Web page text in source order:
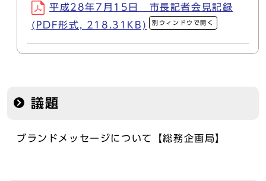
平成28年7月15日 市長記者会見記録
(PDF形式, 218.31KB)
別ウィンドウで開く
議題
ブランドメッセージについて【総務企画局】